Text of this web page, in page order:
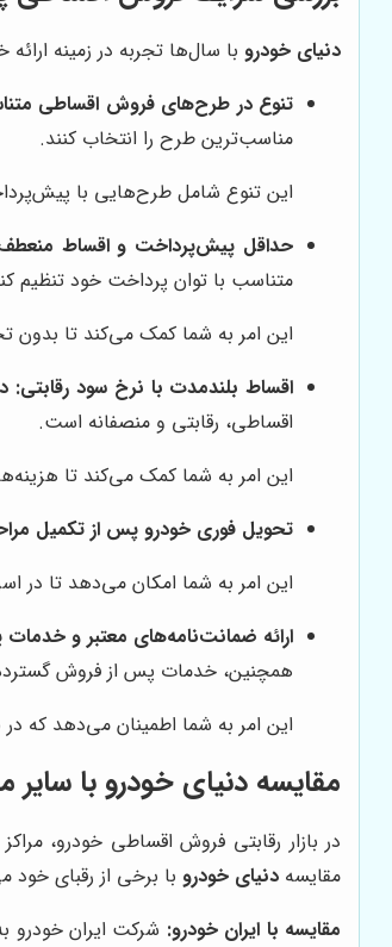
دنیای خودروبا سال‌ها تجربه در زمینه ارائه خدمات
تنوع در طرح‌های فروش اقساطی
مناسب‌ترین طرح را انتخاب کنند.
این تنوع شامل طرح‌هایی با
حداقل پیش‌پرداخت و اقساط
متناسب با توان پرداخت خود تنظیم
این امر به شما کمک می‌کند تا بدون
اقساط بلندمدت با نرخ سود رقابتی:
اقساطی، رقابتی و منصفانه است.
این امر به شما کمک می‌کند تا
تحویل فوری خودرو پس از تکمیل
این امر به شما امکان می‌دهد تا در
ارائه ضمانت‌نامه‌های معتبر و
همچنین، خدمات پس از فروش
این امر به شما اطمینان می‌دهد که
مقایسه دنیای خودرو با
در بازار رقابتی فروش اقساطی خودرو،
مقایسه دنیای خودروبا برخی از رقبای خود
مقایسه با ایران خودرو: